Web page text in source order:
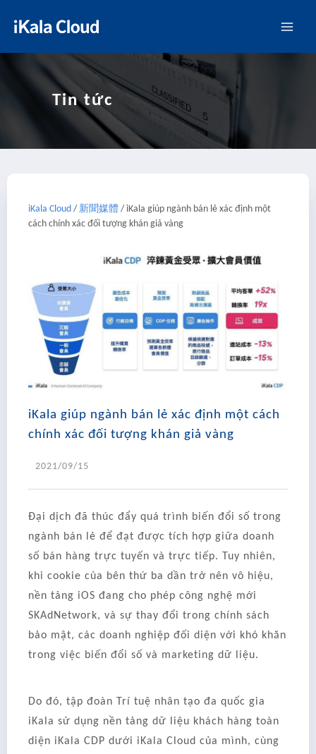
Tin tức
iKala Cloud / 新聞媒體 / iKala giúp ngành bán lẻ xác định một
cách chính xác đối tượng khán giả vàng
iKala giúp ngành bán lẻ xác định một cách
chính xác đối tượng khán giả vàng
2021/09/15
Đại dịch đã thúc đẩy quá trình biến đổi số trong
ngành bán lẻ để đạt được tích hợp giữa doanh
số bán hàng trực tuyến và trực tiếp. Tuy nhiên,
khi cookie của bên thứ ba dần trở nên vô hiệu,
nền tảng iOS đang cho phép công nghệ mới
SKAdNetwork, và sự thay đổi trong chính sách
bảo mật, các doanh nghiệp đối diện với khó khăn
trong việc biến đổi số và marketing dữ liệu.
Do đó, tập đoàn Trí tuệ nhân tạo đa quốc gia
iKala sử dụng nền tảng dữ liệu khách hàng toàn
diện iKala CDP dưới iKala Cloud của mình, cùng